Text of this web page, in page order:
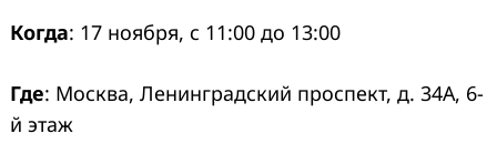
Когда: 17 ноября, с 11:00 до 13:00
Где: Москва, Ленинградский проспект, д. 34А, 6-
й этаж